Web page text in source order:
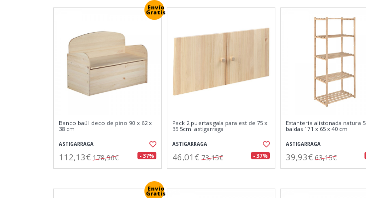
Envío
Gratis
Banco baúl deco de pino 90 x 62 x
38 cm
ASTIGARRAGA
112,13€ 178,96€ - 37%
Pack 2 puertas gala para est de 75 x
35.5cm. astigarraga
ASTIGARRAGA
46,01€ 73,15€ - 37%
Estanteria alistonada natura 5
baldas 171 x 65 x 40 cm
ASTIGARRAGA
39,93€ 63,15€
Envío
Gratis